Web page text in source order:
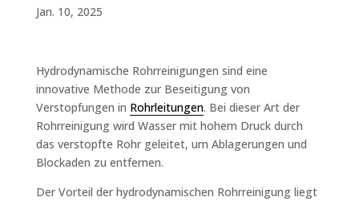
Jan. 10, 2025
Hydrodynamische Rohrreinigungen sind eine
innovative Methode zur Beseitigung von
Verstopfungen in Rohrleitungen. Bei dieser Art der
Rohrreinigung wird Wasser mit hohem Druck durch
das verstopfte Rohr geleitet, um Ablagerungen und
Blockaden zu entfernen.
Der Vorteil der hydrodynamischen Rohrreinigung liegt